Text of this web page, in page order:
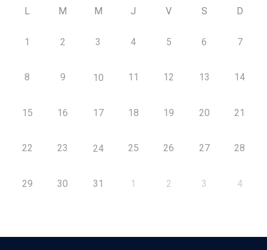
L M M J V S D
1 2 3 4 5 6 7
8 9 10 11 12 13 14
15 16 17 18 19 20 21
22 23 24 25 26 27 28
29 30 31 1 2 3 4